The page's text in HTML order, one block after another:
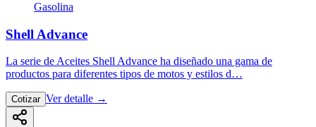
Gasolina
Shell Advance
La serie de Aceites Shell Advance ha diseñado una gama de
productos para diferentes tipos de motos y estilos d…
Cotizar Ver detalle →